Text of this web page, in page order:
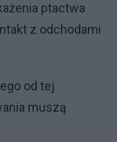
ptactwa
z odchodami
od tej
muszą